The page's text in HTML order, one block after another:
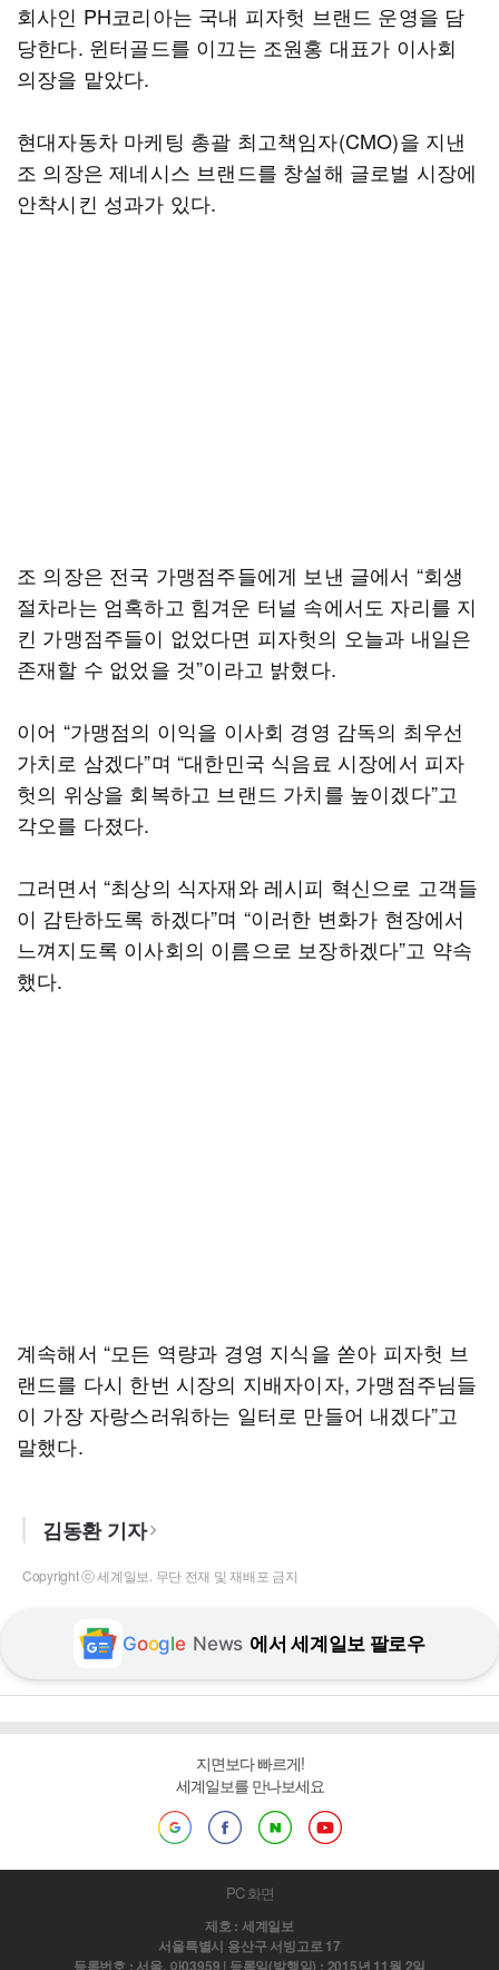
회사인 PH코리아는 국내 피자헛 브랜드 운영을 담
당한다. 윈터골드를 이끄는 조원홍 대표가 이사회
의장을 맡았다.
현대자동차 마케팅 총괄 최고책임자(CMO)을 지낸
조 의장은 제네시스 브랜드를 창설해 글로벌 시장에
안착시킨 성과가 있다.
조 의장은 전국 가맹점주들에게 보낸 글에서 “회생
절차라는 엄혹하고 힘겨운 터널 속에서도 자리를 지
킨 가맹점주들이 없었다면 피자헛의 오늘과 내일은
존재할 수 없었을 것”이라고 밝혔다.
이어 “가맹점의 이익을 이사회 경영 감독의 최우선
가치로 삼겠다”며 “대한민국 식음료 시장에서 피자
헛의 위상을 회복하고 브랜드 가치를 높이겠다”고
각오를 다졌다.
그러면서 “최상의 식자재와 레시피 혁신으로 고객들
이 감탄하도록 하겠다”며 “이러한 변화가 현장에서
느껴지도록 이사회의 이름으로 보장하겠다”고 약속
했다.
계속해서 “모든 역량과 경영 지식을 쏟아 피자헛 브
랜드를 다시 한번 시장의 지배자이자, 가맹점주님들
이 가장 자랑스러워하는 일터로 만들어 내겠다”고
말했다.
김동환 기자
Copyright ⓒ 세계일보. 무단 전재 및 재배포 금지
Google News 에서 세계일보 팔로우
지면보다 빠르게!
세계일보를 만나보세요
PC 화면
제호 : 세계일보
서울특별시 용산구 서빙고로 17
등록번호 : 서울, 아03959 | 등록일(발행일) : 2015년 11월 2일